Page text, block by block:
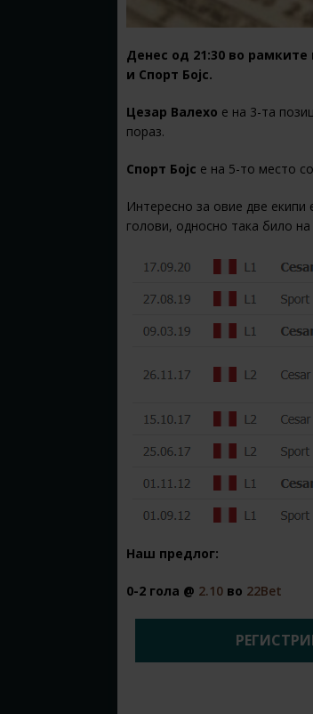
Денес од 21:30 во рамките
и Спорт Бојс.
Цезар Валехо е на 3-та
пораз.
Спорт Бојс е на 5-то место
Интересно за овие две екипи
голови, односно така било
Наш предлог:
0-2 гола @ 2.10 во 22Bet